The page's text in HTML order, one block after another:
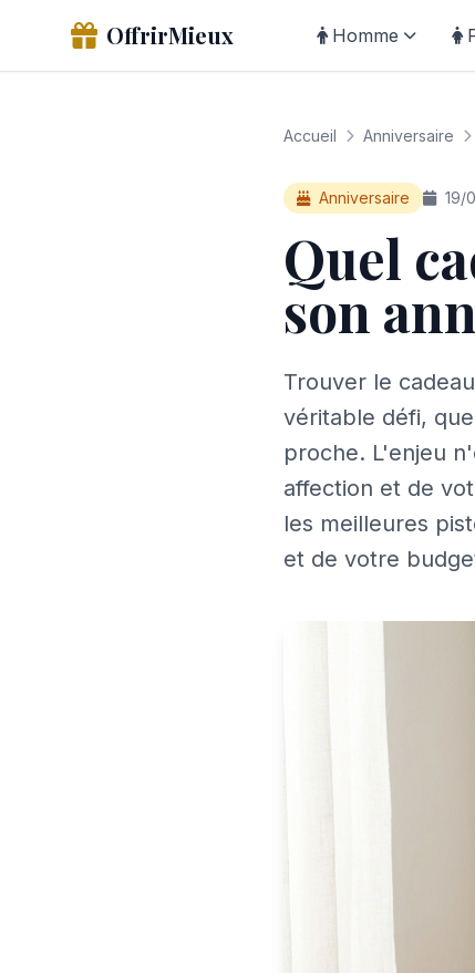
OffrirMieux Homme
Accueil Anniversaire
Anniversaire 19/
Quel
son
Trouver le
véritable défi,
proche. L'enjeu
affection et de
les meilleures
et de votre